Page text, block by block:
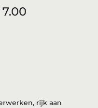
rijk aan